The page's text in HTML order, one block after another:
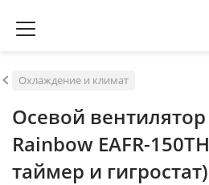
Охлаждение и климат
Осевой
Rainbow EAFR-
таймер и гигростат)